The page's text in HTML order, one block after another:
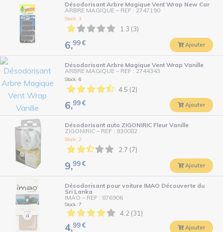
Désodorisant Arbre Magique Vent Wrap New Car
ARBRE MAGIQUE – REF : 2747190
Stock : 3
1.3 (3)
6,99€ Ajouter
Désodorisant Arbre Magique Vent Wrap Vanille
ARBRE MAGIQUE – REF : 2744343
Stock : 6
4.5 (2)
6,99€ Ajouter
Désodorisant auto ZIGONIRIC Fleur Vanille
ZIGONIRIC – REF : 930082
Stock : 2
2.7 (7)
9,99€ Ajouter
Désodorisant pour voiture IMAO Découverte du
Sri Lanka
IMAO – REF : 876906
Stock : 7
4.2 (31)
4,99€ Ajouter